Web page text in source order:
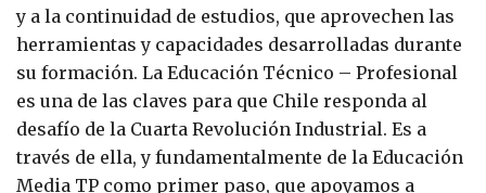
y a la continuidad de estudios, que aprovechen las
herramientas y capacidades desarrolladas durante
su formación. La Educación Técnico – Profesional
es una de las claves para que Chile responda al
desafío de la Cuarta Revolución Industrial. Es a
través de ella, y fundamentalmente de la Educación
Media TP como primer paso, que apoyamos a